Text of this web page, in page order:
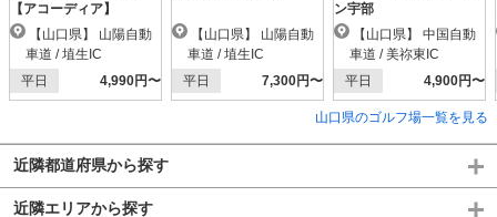
【アコーディア】
車道 / 埴生IC
平日
4,990円〜
車道 / 埴生IC
平日
7,300円〜
ン宇部
車道 / 美祢東IC
平日
4,900円〜
山口県のゴルフ場一覧を見る
近隣都道府県から探す
近隣エリアから探す